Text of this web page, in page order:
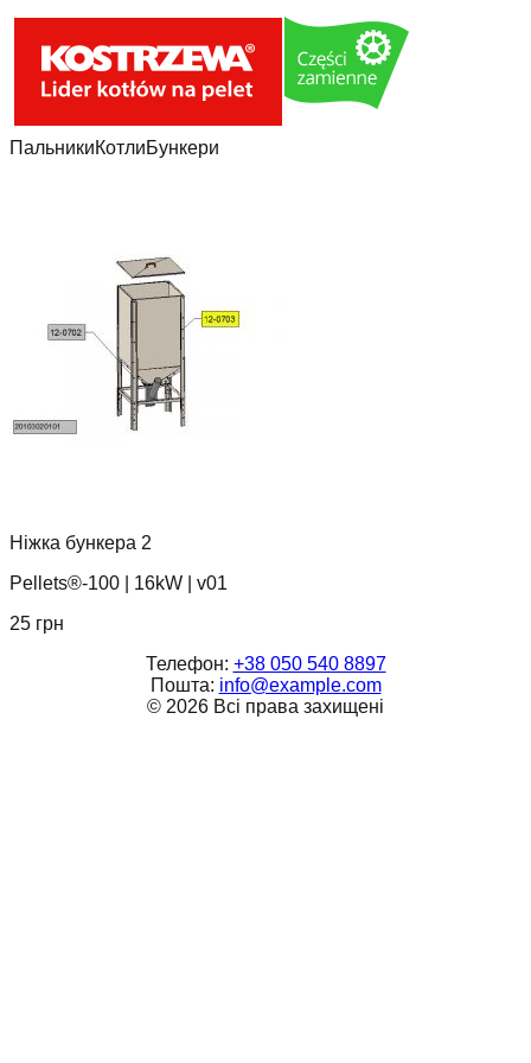
ПальникиКотлиБункери
Ніжка бункера 2
Pellets®-100
16kW
v01
25 грн
Телефон: +38 050 540 8897
Пошта: info@example.com
© 2026 Всі права захищені